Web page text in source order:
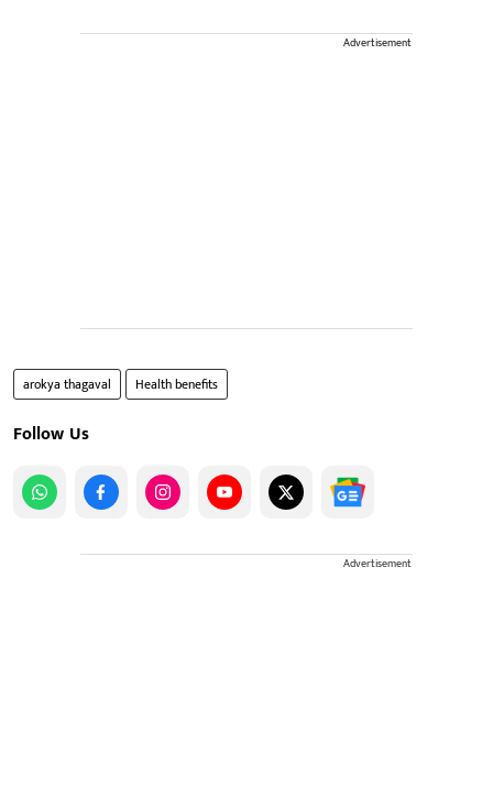
Advertisement
arokya thagaval Health benefits
Follow Us
Advertisement